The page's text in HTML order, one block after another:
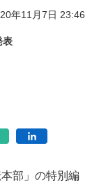
年11月7日 23:46
表
部」の特別編